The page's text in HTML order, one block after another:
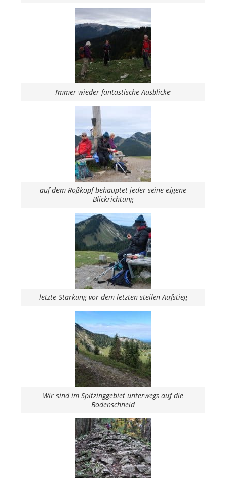
Immer wieder fantastische Ausblicke
auf dem Roßkopf behauptet jeder seine eigene
Blickrichtung
letzte Stärkung vor dem letzten steilen Aufstieg
Wir sind im Spitzinggebiet unterwegs auf die
Bodenschneid